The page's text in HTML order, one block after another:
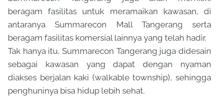
beragam fasilitas untuk meramaikan kawasan, di
antaranya Summarecon Mall Tangerang serta
beragam fasilitas komersial lainnya yang telah hadir.
Tak hanya itu, Summarecon Tangerang juga didesain
sebagai kawasan yang dapat dengan nyaman
diakses berjalan kaki (walkable township), sehingga
penghuninya bisa hidup lebih sehat.